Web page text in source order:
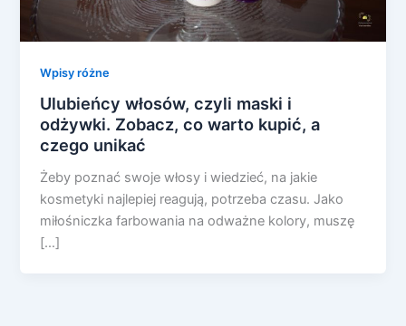
Wpisy różne
Ulubieńcy włosów, czyli maski i
odżywki. Zobacz, co warto kupić, a
czego unikać
Żeby poznać swoje włosy i wiedzieć, na jakie
kosmetyki najlepiej reagują, potrzeba czasu. Jako
miłośniczka farbowania na odważne kolory, muszę
[…]